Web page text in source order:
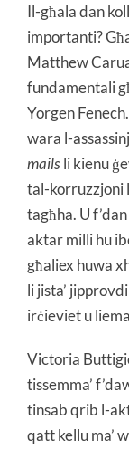
Il-għala dan
importanti?
Matthew
fundamentali
Yorgen
wara l-
mailsli kienu
tal-korruzzjoni
tagħha. U
aktar milli hu
għaliex huwa
li jista’
irċieviet u liema
Victoria
tissemma’
tinsab qrib l-
qatt kellu ma’